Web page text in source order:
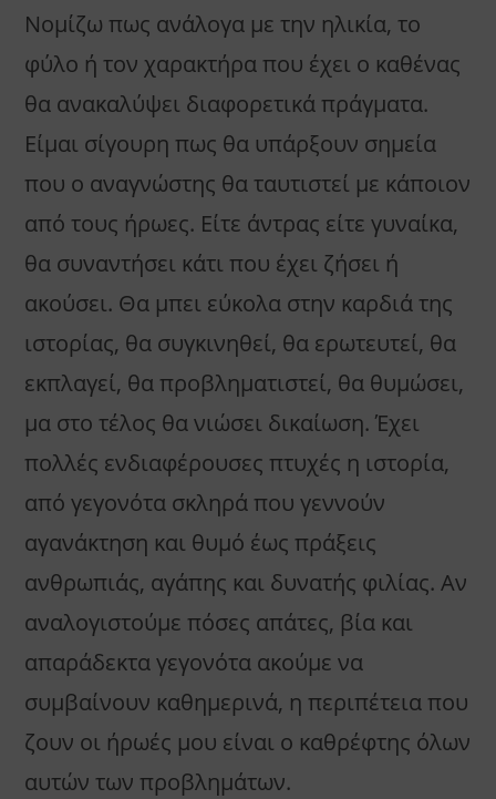
Νομίζω πως ανάλογα με την ηλικία, το
φύλο ή τον χαρακτήρα που έχει ο καθένας
θα ανακαλύψει διαφορετικά πράγματα.
Είμαι σίγουρη πως θα υπάρξουν σημεία
που ο αναγνώστης θα ταυτιστεί με κάποιον
από τους ήρωες. Είτε άντρας είτε γυναίκα,
θα συναντήσει κάτι που έχει ζήσει ή
ακούσει. Θα μπει εύκολα στην καρδιά της
ιστορίας, θα συγκινηθεί, θα ερωτευτεί, θα
εκπλαγεί, θα προβληματιστεί, θα θυμώσει,
μα στο τέλος θα νιώσει δικαίωση. Έχει
πολλές ενδιαφέρουσες πτυχές η ιστορία,
από γεγονότα σκληρά που γεννούν
αγανάκτηση και θυμό έως πράξεις
ανθρωπιάς, αγάπης και δυνατής φιλίας. Αν
αναλογιστούμε πόσες απάτες, βία και
απαράδεκτα γεγονότα ακούμε να
συμβαίνουν καθημερινά, η περιπέτεια που
ζουν οι ήρωές μου είναι ο καθρέφτης όλων
αυτών των προβλημάτων.